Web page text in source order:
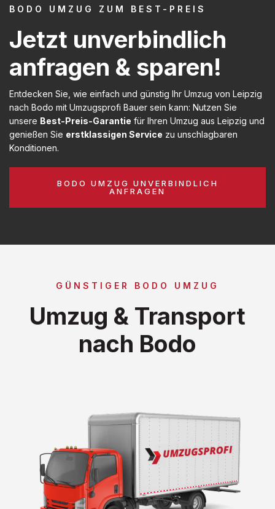
BODO UMZUG ZUM BEST-PREIS
Jetzt unverbindlich
anfragen & sparen!
Entdecken Sie, wie einfach und günstig Ihr Umzug von Leipzig
nach Bodo mit Umzugsprofi Bauer sein kann: Nutzen Sie
unsere Best-Preis-Garantie für Ihren Umzug aus Leipzig und
genießen Sie erstklassigen Service zu unschlagbaren
Konditionen.
BODO UMZUG UNVERBINDLICH
ANFRAGEN
GÜNSTIGER BODO UMZUG
Umzug & Transport
nach Bodo